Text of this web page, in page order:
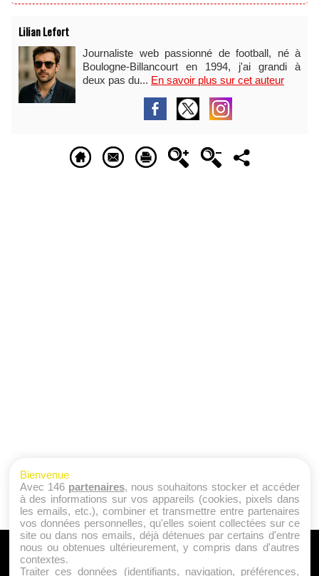
Lilian Lefort
Journaliste web passionné de football, né à
Boulogne-Billancourt en 1994, j'ai grandi à
deux pas du... En savoir plus sur cet auteur
A PROPOS
Bienvenue
Avec 146 partenaires, nous souhaitons stocker et accéder
à des informations sur vos appareils (cookies, pixels dans
les emails, etc.), combiner et transmettre entre partenaires
vos données personnelles, qu'elles soient collectées sur ce
site ou dans nos emails, déjà détenues par certains d'entre
nous ou obtenues ultérieurement, y compris dans d'autres
contextes.
Traiter ces données (identifiants, navigation, préférences,